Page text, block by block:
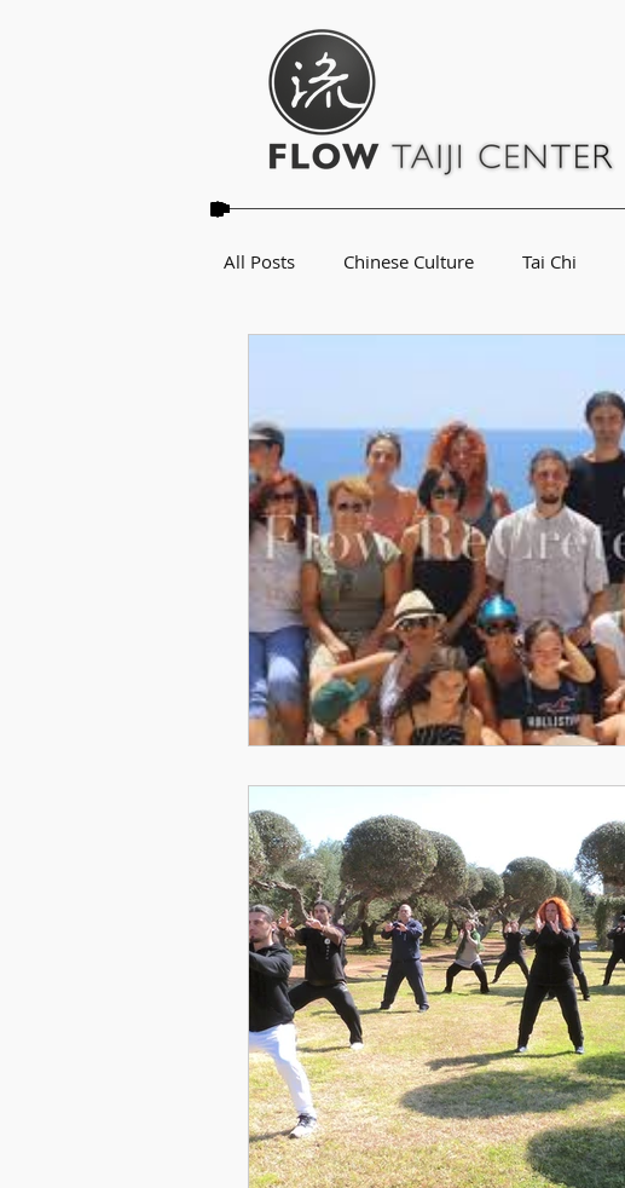
All Posts Chinese Culture Tai Chi